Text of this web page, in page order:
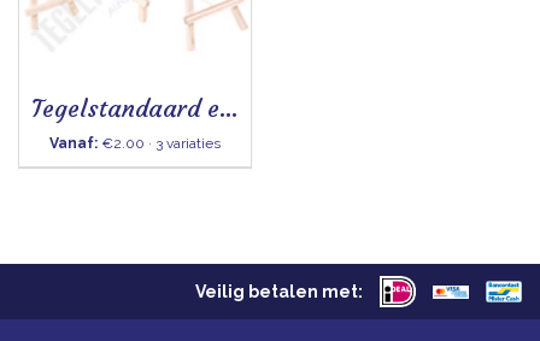
Tegelstandaard ezel
Vanaf: €2.00 · 3 variaties
Veilig betalen met: